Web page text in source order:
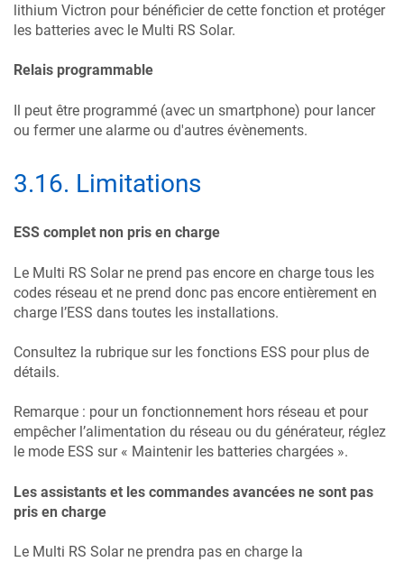
lithium Victron pour bénéficier de cette fonction et protéger
les batteries avec le Multi RS Solar.
Relais programmable
Il peut être programmé (avec un smartphone) pour lancer
ou fermer une alarme ou d'autres évènements.
3.16. Limitations
ESS complet non pris en charge
Le Multi RS Solarne prend pas encore en charge tous les
codes réseau et ne prend donc pas encore entièrement en
charge l’ESS dans toutes les installations.
Consultez la rubrique sur les fonctions ESS pour plus de
détails.
Remarque : pour un fonctionnement hors réseau et pour
empêcher l’alimentation du réseau ou du générateur, réglez
le mode ESS sur « Maintenir les batteries chargées ».
Les assistants et les commandes avancées ne sont pas
pris en charge
Le Multi RS Solarne prendra pas en charge la